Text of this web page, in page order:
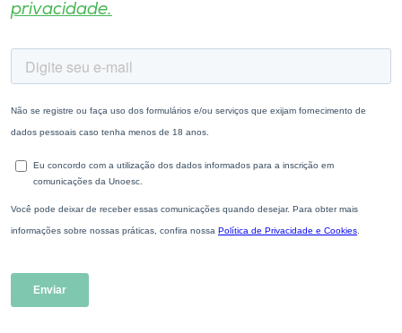
privacidade.